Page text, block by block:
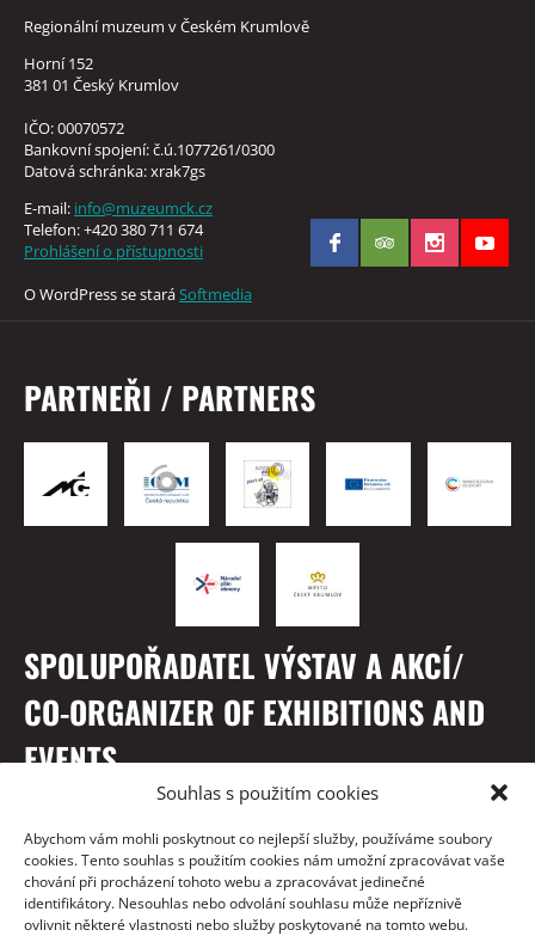
Souhlas s použitím cookies
Abychom vám mohli poskytnout co nejlepší služby, používáme soubory
cookies. Tento souhlas s použitím cookies nám umožní zpracovávat vaše
chování při procházení tohoto webu a zpracovávat jedinečné
identifikátory. Nesouhlas nebo odvolání souhlasu může nepříznivě
ovlivnit některé vlastnosti nebo služby poskytované na tomto webu.
Regionální muzeum v Českém Krumlově
Horní 152
381 01 Český Krumlov
IČO: 00070572
Bankovní spojení: č.ú.1077261/0300
Datová schránka: xrak7gs
E-mail: info@muzeumck.cz
Telefon: +420 380 711 674
Prohlášení o přístupnosti
O WordPress se staráSoftmedia
PARTNEŘI / PARTNERS
SPOLUPOŘADATEL VÝSTAV A AKCÍ/
CO-ORGANIZER OF EXHIBITIONS AND
EVENTS